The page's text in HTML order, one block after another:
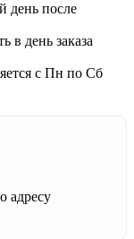
день после
в день заказа
с Пн по Сб
адресу